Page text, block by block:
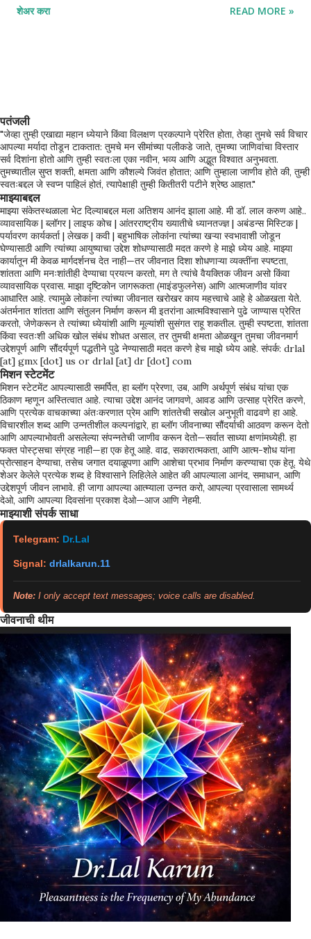
इतरांना सहज मिळणाऱ्या संधी त्याला कधीच मिळत नाहीत. काही लोक यशस्वी, आनंदी
पाहिले आणि हसत विचारले, “तू पाण्याकडे इतक्या रागाने का पाहतो आहेस?” आरव
म्हणाला, “हे पाणीही माझ्यासारखेच आहे—कधी शांत नाही. जीवन माझ्याशी अन्याय
करते.” साधूंनी पाण्यात एक छोटासा दगड टाकला. लाटा उठल्या, प्रतिबिंब अधिकच
तुटले. “हे पाहिलेस?” साधू म्हणाले. “द...
शेअर करा READ MORE »
पतंजली
"जेव्हा तुम्ही एखाद्या महान ध्येयाने किंवा विलक्षण प्रकल्पाने प्रेरित होता, तेव्हा तुमचे सर्व विचार
आपल्या मर्यादा तोडून टाकतात: तुमचे मन सीमांच्या पलीकडे जाते, तुमच्या जाणिवांचा विस्तार
सर्व दिशांना होतो आणि तुम्ही स्वतःला एका नवीन, भव्य आणि अद्भूत विश्वात अनुभवता.
तुमच्यातील सुप्त शक्ती, क्षमता आणि कौशल्ये जिवंत होतात; आणि तुम्हाला जाणीव होते की, तुम्ही
स्वतःबद्दल जे स्वप्न पाहिलं होतं, त्यापेक्षाही तुम्ही कितीतरी पटीने श्रेष्ठ आहात."
माझ्याबद्दल
माझ्या संकेतस्थळाला भेट दिल्याबद्दल मला अतिशय आनंद झाला आहे. मी डॉ. लाल करुण आहे..
व्यावसायिक | ब्लॉगर | लाइफ कोच | आंतरराष्ट्रीय ख्यातीचे ध्यानतज्ज्ञ | अबंडन्स मिस्टिक |
पर्यावरण कार्यकर्ता | लेखक | कवी | बहुभाषिक लोकांना त्यांच्या खऱ्या स्वभावाशी जोडून
घेण्यासाठी आणि त्यांच्या आयुष्याचा उद्देश शोधण्यासाठी मदत करणे हे माझे ध्येय आहे. माझ्या
कार्यातून मी केवळ मार्गदर्शनच देत नाही—तर जीवनात दिशा शोधणाऱ्या व्यक्तींना स्पष्टता,
शांतता आणि मनःशांतीही देण्याचा प्रयत्न करतो, मग ते त्यांचे वैयक्तिक जीवन असो किंवा
व्यावसायिक प्रवास. माझा दृष्टिकोन जागरूकता (माइंडफुलनेस) आणि आत्मजाणीव यांवर
आधारित आहे. त्यामुळे लोकांना त्यांच्या जीवनात खरोखर काय महत्त्वाचे आहे हे ओळखता येते.
अंतर्मनात शांतता आणि संतुलन निर्माण करून मी इतरांना आत्मविश्वासाने पुढे जाण्यास प्रेरित
करतो, जेणेकरून ते त्यांच्या ध्येयांशी आणि मूल्यांशी सुसंगत राहू शकतील. तुम्ही स्पष्टता, शांतता
किंवा स्वतःशी अधिक खोल संबंध शोधत असाल, तर तुमची क्षमता ओळखून तुमचा जीवनमार्ग
उद्देशपूर्ण आणि सौंदर्यपूर्ण पद्धतीने पुढे नेण्यासाठी मदत करणे हेच माझे ध्येय आहे. संपर्क: drlal
[at] gmx [dot] us or drlal [at] dr [dot] com
मिशन स्टेटमेंट
मिशन स्टेटमेंट आपल्यासाठी समर्पित, हा ब्लॉग प्रेरणा, उब, आणि अर्थपूर्ण संबंध यांचा एक
ठिकाण म्हणून अस्तित्वात आहे. त्याचा उद्देश आनंद जागवणे, आवड आणि उत्साह प्रेरित करणे,
आणि प्रत्येक वाचकाच्या अंतःकरणात प्रेम आणि शांततेची सखोल अनुभूती वाढवणे हा आहे.
विचारशील शब्द आणि उन्नतीशील कल्पनांद्वारे, हा ब्लॉग जीवनाच्या सौंदर्याची आठवण करून देतो
आणि आपल्याभोवती असलेल्या संपन्नतेची जाणीव करून देतो—सर्वात साध्या क्षणांमध्येही. हा
फक्त पोस्ट्सचा संग्रह नाही—हा एक हेतू आहे. वाढ, सकारात्मकता, आणि आत्म-शोध यांना
प्रोत्साहन देण्याचा, तसेच जगात दयाळूपणा आणि आशेचा प्रभाव निर्माण करण्याचा एक हेतू. येथे
शेअर केलेले प्रत्येक शब्द हे विश्वासाने लिहिलेले आहेत की आपल्याला आनंद, समाधान, आणि
उद्देशपूर्ण जीवन लाभावे. ही जागा आपल्या आत्म्याला उन्नत करो, आपल्या प्रवासाला सामर्थ्य
देओ, आणि आपल्या दिवसांना प्रकाश देओ—आज आणि नेहमी.
माझ्याशी संपर्क साधा
Telegram: Dr.Lal
Signal: drlalkarun.11
Note: I only accept text messages; voice calls are disabled.
जीवनाची थीम